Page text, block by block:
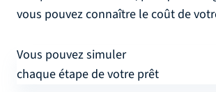
vous pouvez connaître le coût de
Vous pouvez simuler
chaque étape de votre prêt